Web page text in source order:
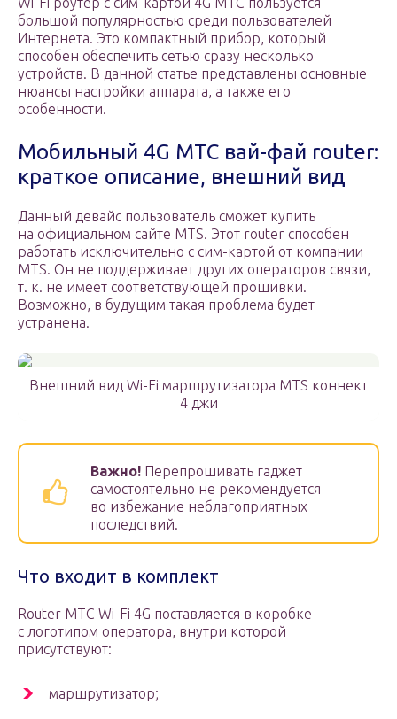
большой популярностью среди пользователей
Интернета. Это компактный прибор, который
способен обеспечить сетью сразу несколько
устройств. В данной статье представлены основные
нюансы настройки аппарата, а также его
особенности.
Мобильный 4G МТС вай-фай router:
краткое описание, внешний вид
Данный девайc пользователь сможет купить
на официальном сайте MTS. Этот router способен
работать исключительно с сим-картой от компании
MTS. Он не поддерживает других операторов связи,
т. к. не имеет соответствующей прошивки.
Возможно, в будущим такая проблема будет
устранена.
Внешний вид Wi-Fi маршрутизатора MTS коннект
4 джи
Важно! Перепрошивать гаджет
самостоятельно не рекомендуется
во избежание неблагоприятных
последствий.
Что входит в комплект
Router МТС Wi-Fi 4G поставляется в коробке
с логотипом оператора, внутри которой
присутствуют:
маршрутизатор;